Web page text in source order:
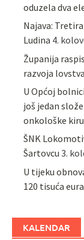
oduzela dva
Najava:
Ludina 4.
Županija
razvoja lovstva
U Općoj
još jedan
onkološke
ŠNK
Šartovcu 3.
U tijeku
120 tisuća eura
KALENDAR